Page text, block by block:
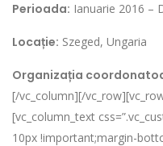
Perioada: Ianuarie 2016 –
Locație: Szeged, Ungaria
Organizația
[/vc_column][/
[vc_column_text
10px !important;margin-